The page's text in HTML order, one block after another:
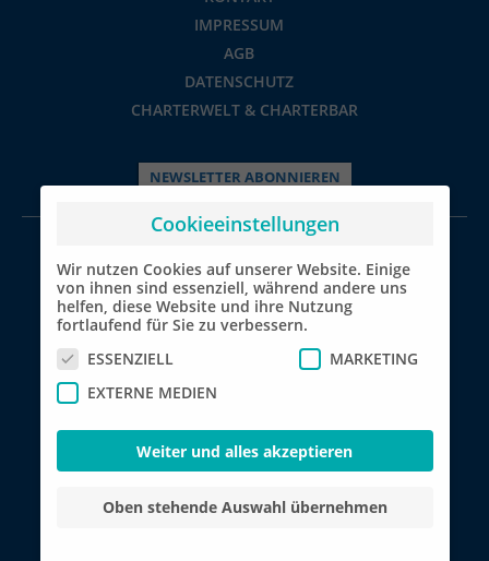
IMPRESSUM
AGB
DATENSCHUTZ
CHARTERWELT & CHARTERBAR
NEWSLETTER ABONNIEREN
BOOTSURLAUB REISETIPPS
Cookieeinstellungen
Wir nutzen Cookies auf unserer Website. Einige
von ihnen sind essenziell, während andere uns
helfen, diese Website und ihre Nutzung
fortlaufend für Sie zu verbessern.
ESSENZIELL
MARKETING
EXTERNE MEDIEN
Weiter und alles akzeptieren
Oben stehende Auswahl übernehmen